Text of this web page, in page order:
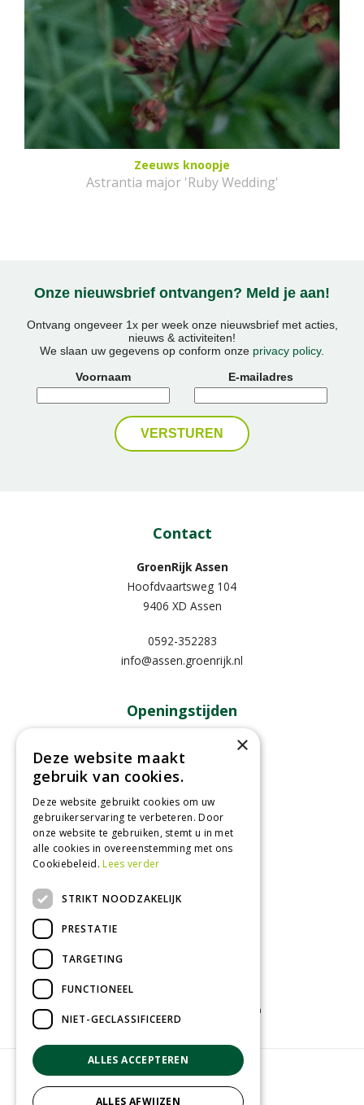
Zeeuws knoopje
Astrantia major 'Ruby Wedding'
Onze nieuwsbrief ontvangen? Meld je aan!
Ontvang ongeveer 1x per week onze nieuwsbrief met acties,
nieuws & activiteiten!
We slaan uw gegevens op conform onze privacy policy.
Voornaam
E-mailadres
Contact
GroenRijk Assen
Hoofdvaartsweg 104
9406 XD Assen
0592-352283
info@assen.groenrijk.nl
Openingstijden
09:00 - 18:00
Dinsdag
Woensdag
Donderdag
09:00 - 18:00
Vrijdag
09:00 - 18:00
Zaterdag
09:00 - 17:00
Toon alle openingstijden
Tuinplanten
© Groenrijk Assen
Green Solutions
×
Deze website maakt
gebruik van cookies.
Deze website gebruikt cookies om uw
gebruikerservaring te verbeteren. Door
onze website te gebruiken, stemt u in met
alle cookies in overeenstemming met ons
Cookiebeleid.Lees verder
STRIKT NOODZAKELIJK
PRESTATIE
TARGETING
FUNCTIONEEL
NIET-GECLASSIFICEERD
ALLES ACCEPTEREN
ALLES AFWIJZEN